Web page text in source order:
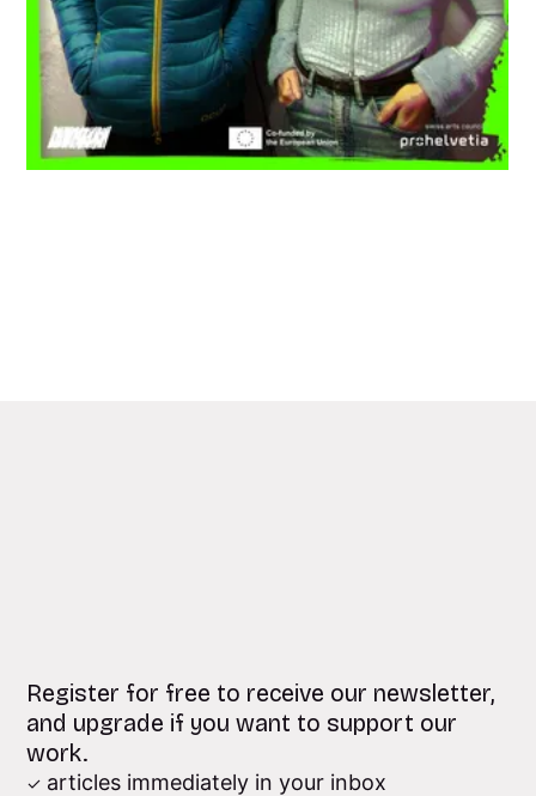
Register for free to receive our newsletter,
and upgrade if you want to support our
work.
articles immediately in your inbox